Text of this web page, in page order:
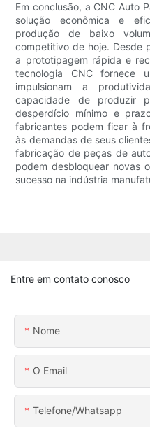
Em conclusão, a CNC Auto
solução econômica e
produção de baixo
competitivo de hoje. Desde
a prototipagem rápida e
tecnologia CNC fornece
impulsionam a
capacidade de produzir
desperdício mínimo e
fabricantes podem ficar à
às demandas de seus
fabricação de peças de
podem desbloquear novas
sucesso na indústria
Entre em contato conosco
Nome
O Email
Telefone/whatsapp